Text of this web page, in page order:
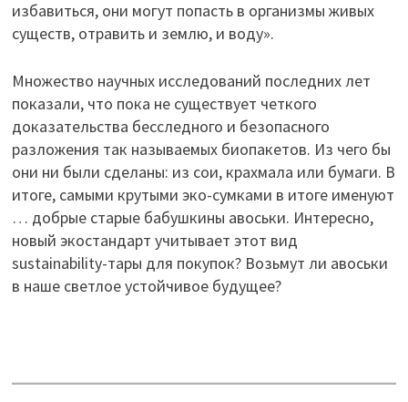
избавиться, они могут попасть в организмы живых
существ, отравить и землю, и воду».
Множество научных исследований последних лет
показали, что пока не существует четкого
доказательства бесследного и безопасного
разложения так называемых биопакетов. Из чего бы
они ни были сделаны: из сои, крахмала или бумаги. В
итоге, самыми крутыми эко-сумками в итоге именуют
… добрые старые бабушкины авоськи. Интересно,
новый экостандарт учитывает этот вид
sustainability-тары для покупок? Возьмут ли авоськи
в наше светлое устойчивое будущее?